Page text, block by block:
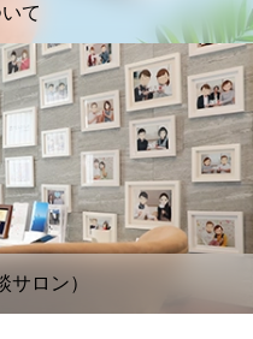
て
サロン）